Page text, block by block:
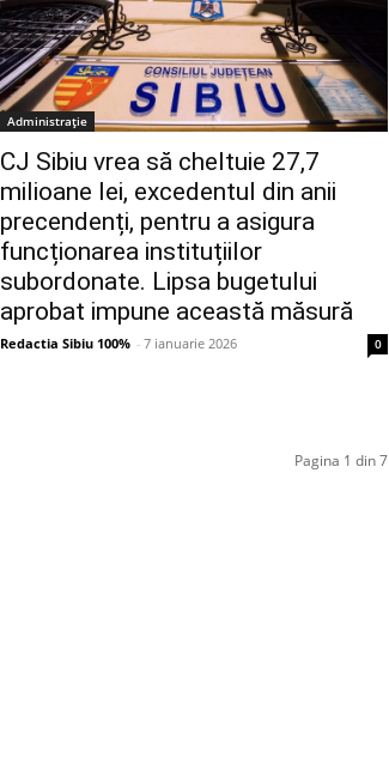
Administrație
CJ Sibiu vrea să cheltuie 27,7
milioane lei, excedentul din anii
precendenți, pentru a asigura
funcționarea instituțiilor
subordonate. Lipsa bugetului
aprobat impune această măsură
Redactia Sibiu 100% - 7 ianuarie 2026 0
Pagina 1 din 7